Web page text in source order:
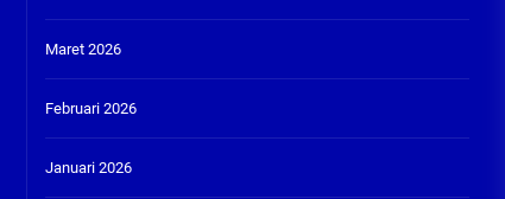
Maret 2026
Februari 2026
Januari 2026